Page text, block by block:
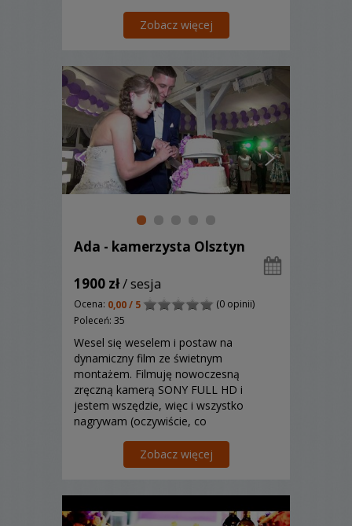
Zobacz więcej
Ada - kamerzysta Olsztyn
1900 zł/ sesja
Ocena: 0,00 / 5
(0 opinii)
Poleceń: 35
Wesel się weselem i postaw na
dynamiczny film ze świetnym
montażem. Filmuję nowoczesną
zręczną kamerą SONY FULL HD i
jestem wszędzie, więc i wszystko
nagrywam (oczywiście, co
elastyczna i dopasowana do potrzeb
klienta. Proponuję również
do ślubu, a nawet lot balonem. Nie
zdzier...
Zobacz więcej